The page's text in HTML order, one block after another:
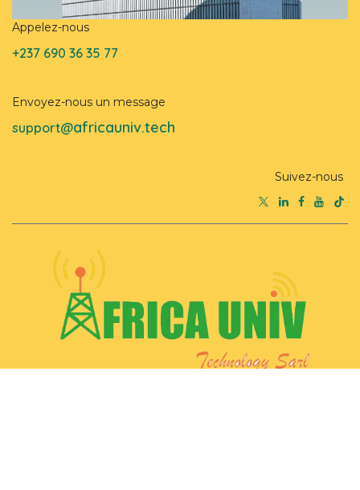
Appelez-nous
+237 690 36 35 77
Envoyez-nous un message
support@africauniv.tech
Suivez-nous